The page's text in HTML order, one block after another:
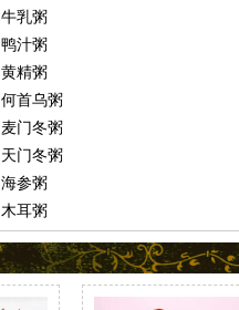
乳粥
汁粥
精粥
首乌粥
门冬粥
门冬粥
参粥
耳粥